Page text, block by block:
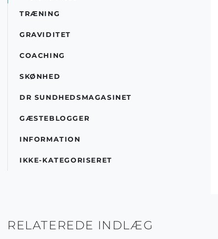
TRÆNING
GRAVIDITET
COACHING
SKØNHED
DR SUNDHEDSMAGASINET
GÆSTEBLOGGER
INFORMATION
IKKE-KATEGORISERET
RELATEREDE INDLÆG